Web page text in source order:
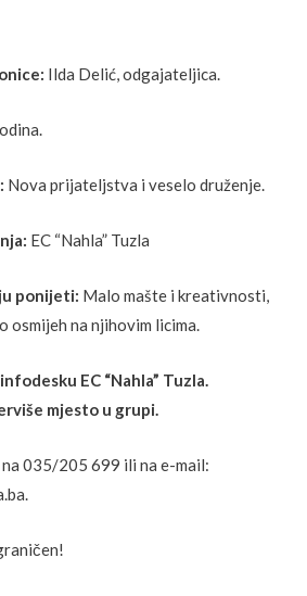
Ilda Delić, odgajateljica.
Nova prijateljstva i veselo druženje.
EC “Nahla” Tuzla
ponijeti: Malo mašte i kreativnosti,
osmijeh na njihovim licima.
EC “Nahla” Tuzla.
mjesto u grupi.
035/205 699 ili na e-mail: